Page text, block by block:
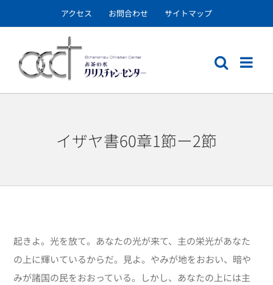
to
アクセス お問合わせ サイトマップ
イザヤ書60章1節ー2節
起きよ。光を放て。あなたの光が来て、主の栄光があなた
の上に輝いているからだ。見よ。やみが地をおおい、暗や
みが諸国の民をおおっている。しかし、あなたの上には主